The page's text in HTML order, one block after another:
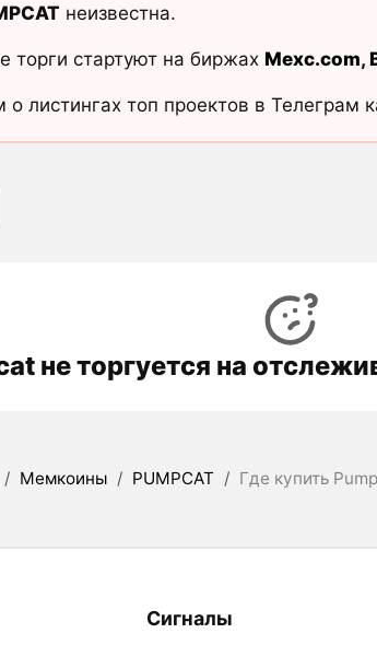
неизвестна.
торги стартуют на биржах Mexc.com,
листингах топ проектов в Телеграм
не торгуется на
/ Мемкоины / PUMPCAT / Где купить
Сигналы